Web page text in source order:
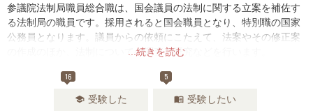
...続きを読む
参議院法制局職員総合職は、国会議員の法制に関する立案を補佐す
る法制局の職員です。採用されると国会職員となり、特別職の国家
公務員となります。議員からの依頼にこたえて、法案やその修正案
の作成のほか、法制についての調査・研究などを行います。
16
school 受験した
5
menu_book 受験したい